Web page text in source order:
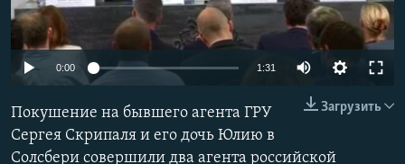
ПОБЕДИТЕЛЕЙ НЕ СУДЯТ?
КРЫМ.НЕПОКОРЕННЫЙ
УКРАИНСКАЯ ПРОБЛЕМА КРЫМА
ПРИСОЕДИНЯЙТЕСЬ!
Все сайты RFE/RL
0:00 1:31
Загрузить
Покушение на бывшего агента ГРУ
Сергея Скрипаля и его дочь Юлию в
Солсбери совершили два агента российской